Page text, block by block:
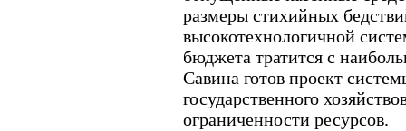
размеры стихийных
высокотехнологичной
бюджета тратится с
Савина готов проект
государственного
ограниченности ресурсов.